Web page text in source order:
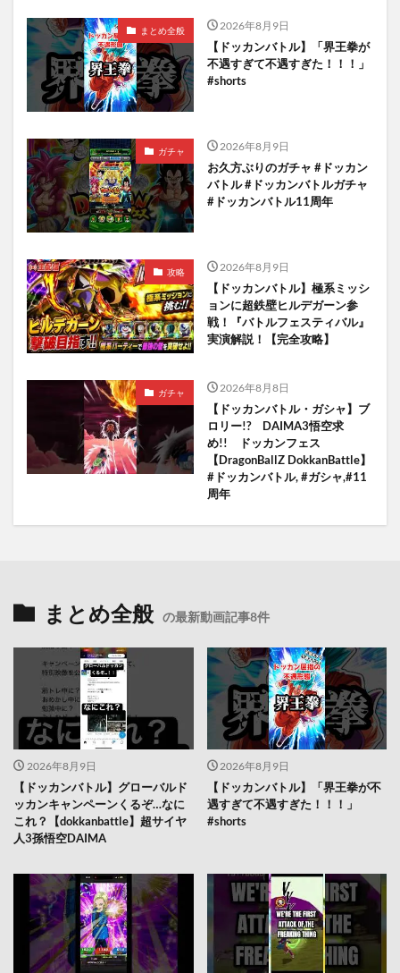
まとめ全般 2026年8月9日
【ドッカンバトル】「界王拳が
不遇すぎて不遇すぎた！！！」
#shorts
ガチャ 2026年8月9日
お久方ぶりのガチャ #ドッカン
バトル #ドッカンバトルガチャ
#ドッカンバトル11周年
攻略 2026年8月9日
【ドッカンバトル】極系ミッシ
ョンに超鉄壁ヒルデガーン参
戦！『バトルフェスティバル』
実演解説！【完全攻略】
ガチャ 2026年8月8日
【ドッカンバトル・ガシャ】ブ
ロリー!? DAIMA3悟空求
め!! ドッカンフェス
【DragonBallZ DokkanBattle】
#ドッカンバトル, #ガシャ,#11
周年
まとめ全般 の最新動画記事8件
2026年8月9日
【ドッカンバトル】グローバルド
ッカンキャンペーンくるぞ…なに
これ？【dokkanbattle】超サイヤ
人3孫悟空DAIMA
2026年8月9日
【ドッカンバトル】「界王拳が不
遇すぎて不遇すぎた！！！」
#shorts